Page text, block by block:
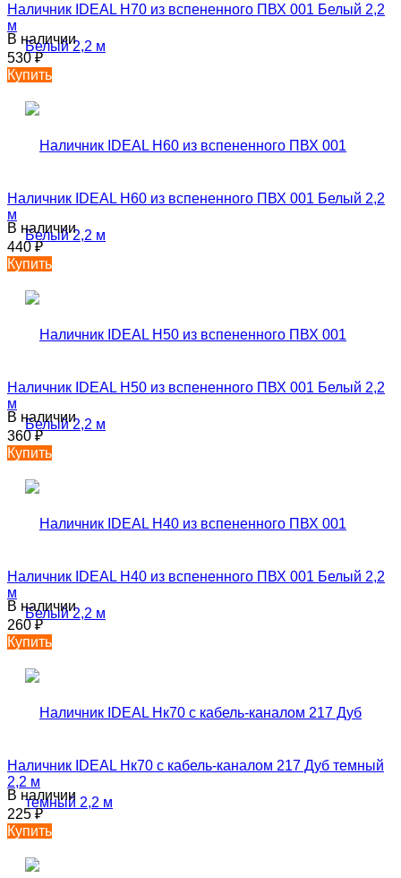
Наличник IDEAL Н70 из вспененного ПВХ 001 Белый 2,2
м
В наличии
530₽
Купить
Наличник IDEAL Н60 из вспененного ПВХ 001 Белый 2,2
м
В наличии
440₽
Купить
Наличник IDEAL Н50 из вспененного ПВХ 001 Белый 2,2
м
В наличии
360₽
Купить
Наличник IDEAL Н40 из вспененного ПВХ 001 Белый 2,2
м
В наличии
260₽
Купить
Наличник IDEAL Нк70 с кабель-каналом 217 Дуб темный
2,2 м
В наличии
225₽
Купить